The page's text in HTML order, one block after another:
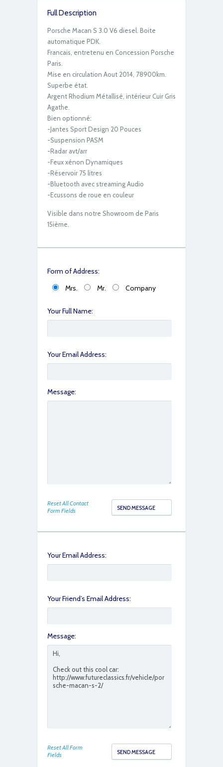
Full Description
Porsche Macan S 3.0 V6 diesel. Boite
automatique PDK.
Francais, entretenu en Concession Porsche
Paris.
Mise en circulation Aout 2014, 78900km.
Superbe état.
Argent Rhodium Métallisé, intérieur Cuir Gris
Agathe.
Bien optionné:
-Jantes Sport Design 20 Pouces
-Suspension PASM
-Radar avt/arr
-Feux xénon Dynamiques
-Réservoir 75 litres
-Bluetooth avec streaming Audio
-Ecussons de roue en couleur
Visible dans notre Showroom de Paris
15ième.
Form of Address:
Mrs.
Mr. Company
Your Full Name:
Your Email Address:
Message:
Reset All Contact
Form Fields
Your Email Address:
Your Friend’s Email Address:
Message:
Reset All Form
Fields